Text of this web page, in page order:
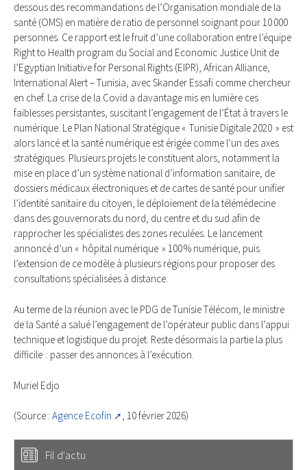
dessous des recommandations de l’Organisation mondiale de la
santé (OMS) en matière de ratio de personnel soignant pour 10 000
personnes. Ce rapport est le fruit d’une collaboration entre l’équipe
Right to Health program du Social and Economic Justice Unit de
l’Egyptian Initiative for Personal Rights (EIPR), African Alliance,
International Alert – Tunisia, avec Skander Essafi comme chercheur
en chef. La crise de la Covid a davantage mis en lumière ces
faiblesses persistantes, suscitant l’engagement de l’État à travers le
numérique. Le Plan National Stratégique « Tunisie Digitale 2020 » est
alors lancé et la santé numérique est érigée comme l’un des axes
stratégiques. Plusieurs projets le constituent alors, notamment la
mise en place d’un système national d’information sanitaire, de
dossiers médicaux électroniques et de cartes de santé pour unifier
l’identité sanitaire du citoyen, le déploiement de la télémédecine
dans des gouvernorats du nord, du centre et du sud afin de
rapprocher les spécialistes des zones reculées. Le lancement
annoncé d’un « hôpital numérique » 100 % numérique, puis
l’extension de ce modèle à plusieurs régions pour proposer des
consultations spécialisées à distance.
Au terme de la réunion avec le PDG de Tunisie Télécom, le ministre
de la Santé a salué l’engagement de l’opérateur public dans l’appui
technique et logistique du projet. Reste désormais la partie la plus
difficile : passer des annonces à l’exécution.
Muriel Edjo
(Source : Agence Ecofin , 10 février 2026)
Fil d'actu